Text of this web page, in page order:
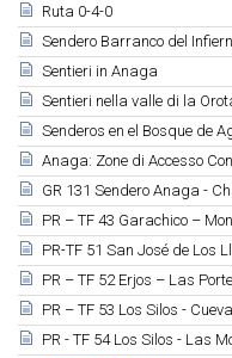
Ruta 0-4-0
Sendero Barranco del
Sentieri in Anaga
Sentieri nella valle di la
Senderos en el Bosque de
Anaga: Zone di Accesso
GR 131 Sendero Anaga -
PR – TF 43 Garachico –
PR-TF 51 San José de Los
PR – TF 52 Erjos – Las
PR – TF 53 Los Silos -
PR - TF 54 Los Silos - Las